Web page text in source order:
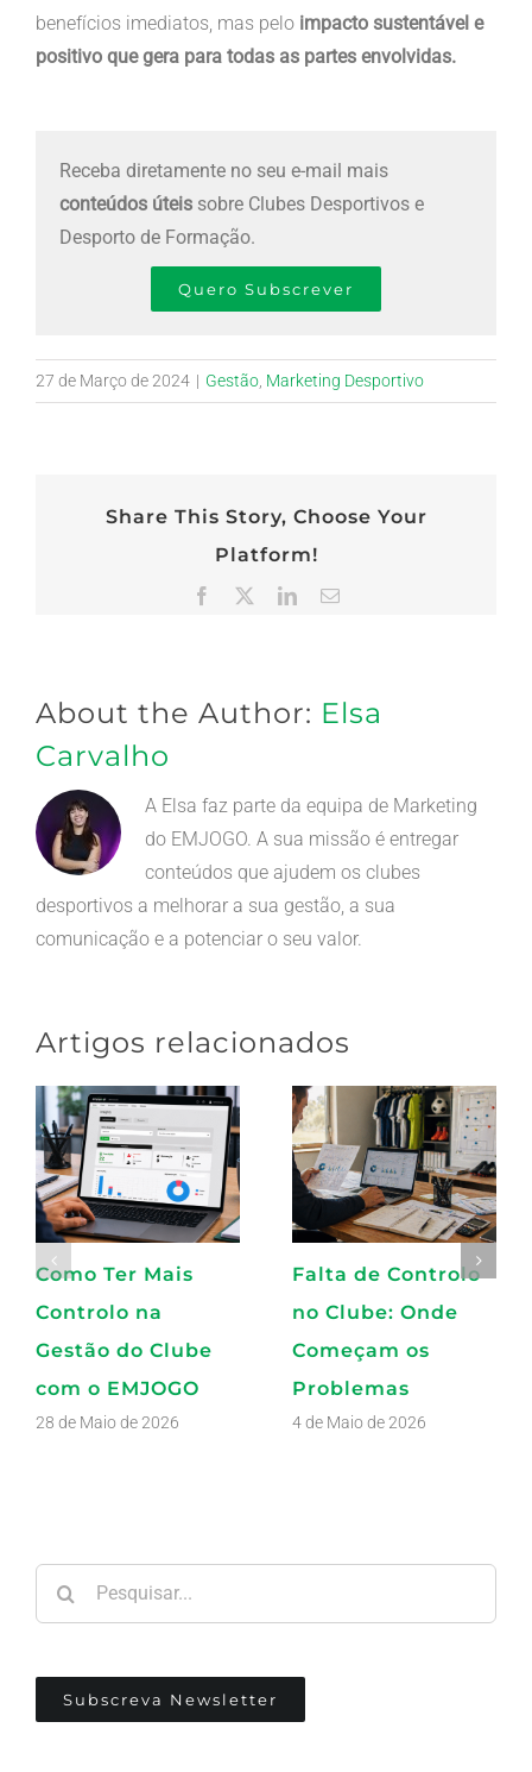
benefícios imediatos, mas pelo impacto sustentável e
positivo que gera para todas as partes envolvidas.
Receba diretamente no seu e-mail mais
conteúdos úteis sobre Clubes Desportivos e
Desporto de Formação.
Quero Subscrever
27 de Março de 2024 | Gestão Marketing Desportivo
Share This Story, Choose Your
Platform!
Facebook LinkedInEmail
About the Author: Elsa
Carvalho
A Elsa faz parte da equipa de Marketing
do EMJOGO. A sua missão é entregar
conteúdos que ajudem os clubes
desportivos a melhorar a sua gestão, a sua
comunicação e a potenciar o seu valor.
Artigos relacionados
Como Ter Mais
Controlo na
Gestão do Clube
com o EMJOGO
28 de Maio de 2026
Falta de Controlo
no Clube: Onde
Começam os
Problemas
4 de Maio de 2026
Subscreva Newsletter